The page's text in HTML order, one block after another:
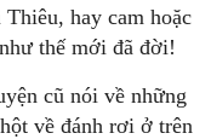
hay cam hoặc
thế mới đã đời!
cũ nói về những
về đánh rơi ở trên